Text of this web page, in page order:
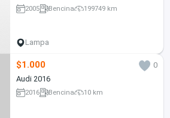
2005 Bencina 199749 km
Lampa
$1.000
0
Audi 2016
2016 Bencina 10 km